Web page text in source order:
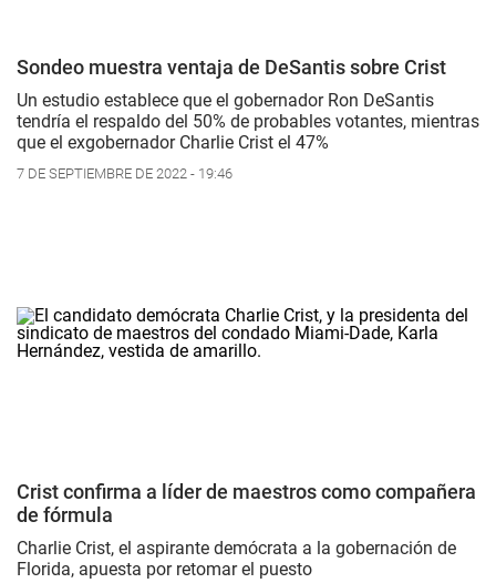
Sondeo muestra ventaja de DeSantis sobre Crist
Un estudio establece que el gobernador Ron DeSantis
tendría el respaldo del 50% de probables votantes, mientras
que el exgobernador Charlie Crist el 47%
7 DE SEPTIEMBRE DE 2022 - 19:46
Crist confirma a líder de maestros como compañera
de fórmula
Charlie Crist, el aspirante demócrata a la gobernación de
Florida, apuesta por retomar el puesto